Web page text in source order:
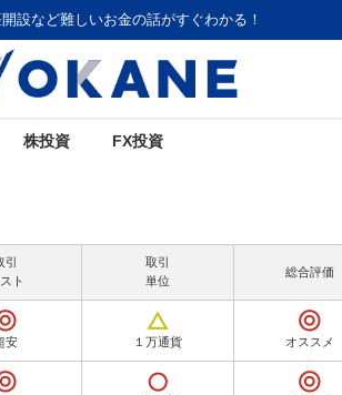
設など難しいお金の話がすぐわかる！
株投資 FX投資
引
ト
取引
単位
総合評価
安 １万通貨 オススメ